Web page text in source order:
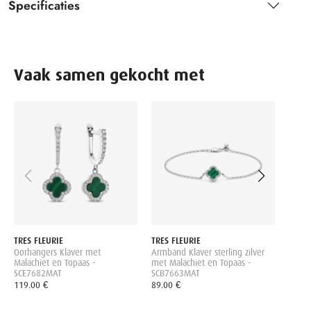
Specificaties
Vaak samen gekocht met
TRES FLEURIE
Oorhangers Klaver met
Malachiet en Topaas -
SCE7682MAT
119.00 €
TRES FLEURIE
Armband Klaver sterling zilver
met Malachiet en Topaas -
SCB7663MAT
89.00 €